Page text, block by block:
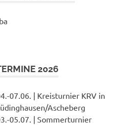
2026
07.06. | Kreisturnier KRV in
Ascheberg
05.07. | Sommerturnier